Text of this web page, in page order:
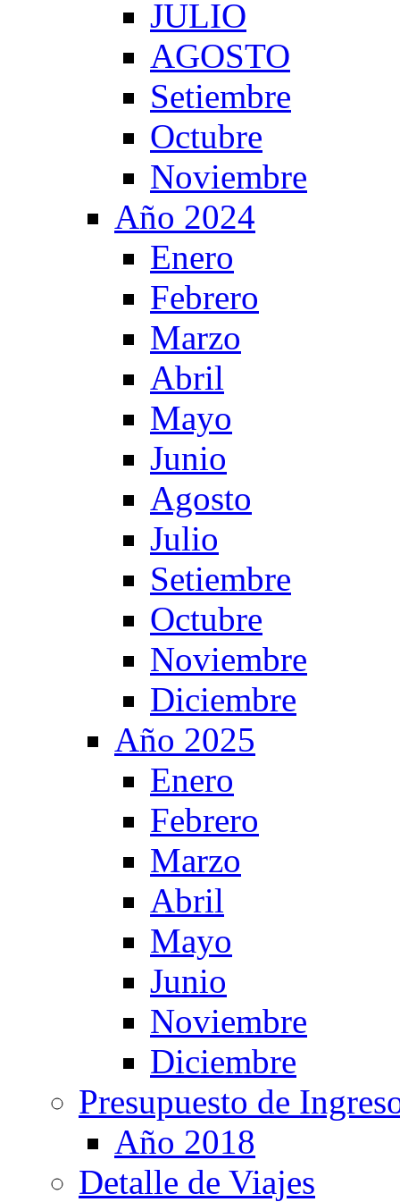
JULIO
AGOSTO
Setiembre
Octubre
Noviembre
Año 2024
Enero
Febrero
Marzo
Abril
Mayo
Junio
Agosto
Julio
Setiembre
Octubre
Noviembre
Diciembre
Año 2025
Enero
Febrero
Marzo
Abril
Mayo
Junio
Noviembre
Diciembre
Presupuesto de
Año 2018
Detalle de Viajes